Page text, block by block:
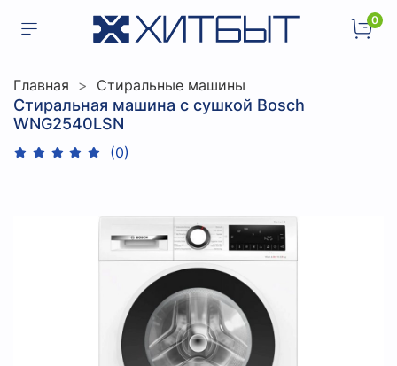
0
Главная Стиральные машины
Стиральная машина с сушкой Bosch
WNG2540LSN
(0)